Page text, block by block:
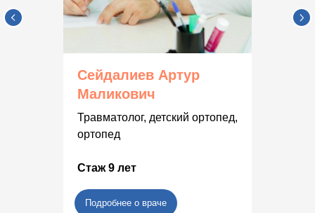
Сейдалиев Артур
Маликович
Травматолог, детский ортопед,
ортопед
Стаж 9 лет
Подробнее о враче